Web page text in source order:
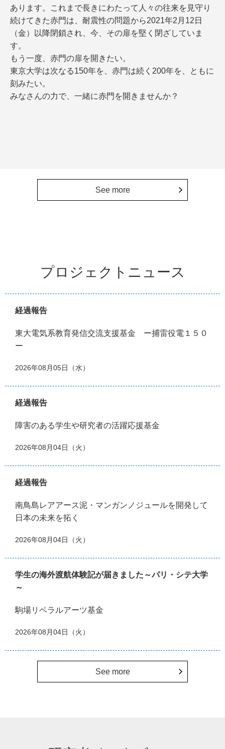
あります。これまで長きにわたって人々の往来を見守り
続けてきた赤門は、耐震性の問題から2021年2月12日
（金）以降閉鎖され、今、その扉を堅く閉ざしていま
す。
もう一度、赤門の扉を開きたい。
東京大学は次なる150年を、赤門は続く200年を、ともに
刻みたい。
みなさんの力で、一緒に赤門を開きませんか？
See more
プロジェクトニュース
経過報告
東大電気系教育発信交流支援基金 ー捕雷役電１５０
ー
2026年08月05日（水）
経過報告
障害のある学生や研究者の活躍応援基金
2026年08月04日（火）
経過報告
南鳥島レアアース泥・マンガンノジュールを開発して
日本の未来を拓く
2026年08月04日（火）
学生の海外渡航体験記が届きました～パリ・シテ大学
～
駒場リベラルアーツ基金
2026年08月04日（火）
See more